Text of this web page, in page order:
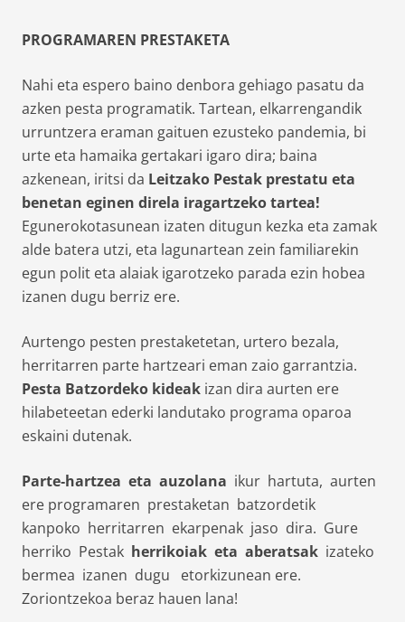
PROGRAMAREN PRESTAKETA
Nahi eta espero baino denbora gehiago pasatu da
azken pesta programatik. Tartean, elkarrengandik
urruntzera eraman gaituen ezusteko pandemia, bi
urte eta hamaika gertakari igaro dira; baina
azkenean, iritsi da Leitzako Pestak prestatu eta
benetan eginen direla iragartzeko tartea!
Egunerokotasunean izaten ditugun kezka eta zamak
alde batera utzi, eta lagunartean zein familiarekin
egun polit eta alaiak igarotzeko parada ezin hobea
izanen dugu berriz ere.
Aurtengo pesten prestaketetan, urtero bezala,
herritarren parte hartzeari eman zaio garrantzia.
Pesta Batzordeko kideak izan dira aurten ere
hilabeteetan ederki landutako programa oparoa
eskaini dutenak.
Parte‐hartzea eta auzolana ikur hartuta, aurten
ere programaren prestaketan batzordetik
kanpoko herritarren ekarpenak jaso dira. Gure
herriko Pestak herrikoiak eta aberatsak izateko
bermea izanen dugu etorkizunean ere.
Zoriontzekoa beraz hauen lana!